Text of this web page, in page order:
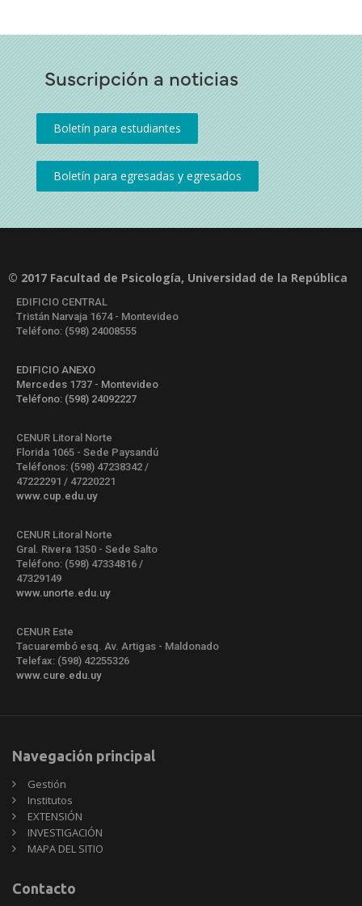
Suscripción a noticias
© 2017 Facultad de Psicología, Universidad de la República
EDIFICIO CENTRAL
Tristán Narvaja 1674 - Montevideo
Teléfono: (598) 24008555
EDIFICIO ANEXO
Mercedes 1737 - Montevideo
Teléfono: (598) 24092227
CENUR Litoral Norte
Florida 1065 - Sede Paysandú
Teléfonos: (598) 47238342 /
47222291 / 47220221
www.cup.edu.uy
CENUR Litoral Norte
Gral. Rivera 1350 - Sede Salto
Teléfono: (598) 47334816 /
47329149
www.unorte.edu.uy
CENUR Este
Tacuarembó esq. Av. Artigas - Maldonado
Telefax: (598) 42255326
www.cure.edu.uy
Navegación principal
Gestión
Institutos
EXTENSIÓN
INVESTIGACIÓN
MAPA DEL SITIO
Contacto